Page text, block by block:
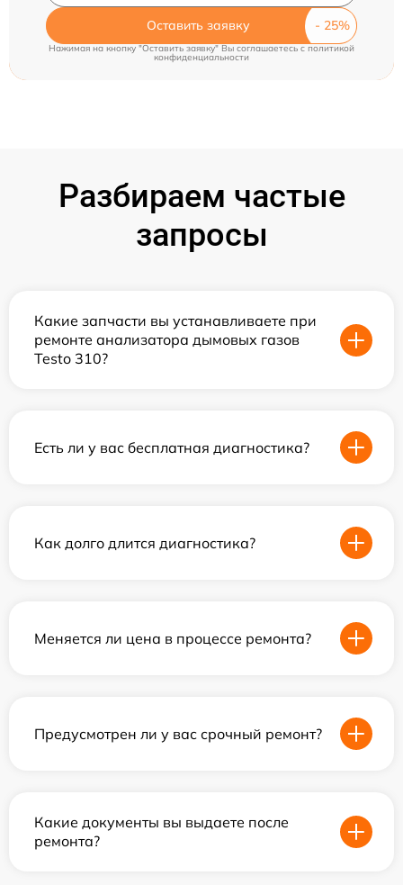
Оставить заявку
Нажимая на кнопку "Оставить заявку" Вы соглашаетесь c политикой
конфиденциальности
Разбираем частые
запросы
Какие запчасти вы устанавливаете при
ремонте анализатора дымовых газов
Testo 310?
Есть ли у вас бесплатная диагностика?
Как долго длится диагностика?
Меняется ли цена в процессе ремонта?
Предусмотрен ли у вас срочный ремонт?
Какие документы вы выдаете после
ремонта?